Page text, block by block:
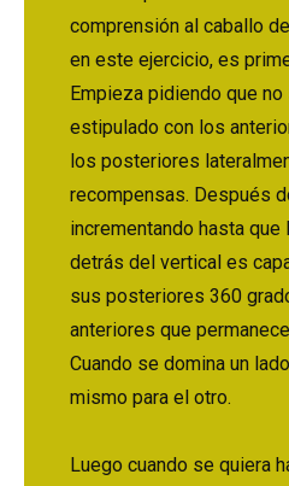
comprensión al caballo
en este ejercicio, es
Empieza pidiendo que
estipulado con los
los posteriores
recompensas. Después
incrementando hasta que
detrás del vertical es
sus posteriores 360
anteriores que
Cuando se domina un
mismo para el otro.
Luego cuando se quiera